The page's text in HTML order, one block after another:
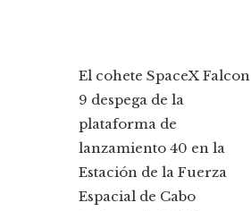
El cohete SpaceX Falcon
9 despega de la
plataforma de
lanzamiento 40 en la
Estación de la Fuerza
Espacial de Cabo